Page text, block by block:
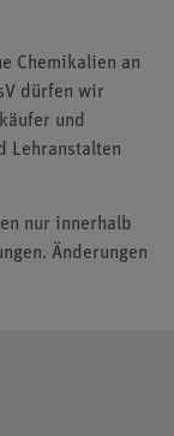
Chemikalien an
dürfen wir
und
Lehranstalten
nur innerhalb
Änderungen